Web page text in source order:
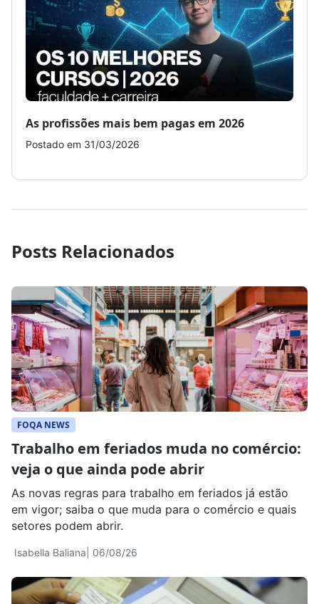
As profissões mais bem pagas em 2026
Postado em 31/03/2026
Posts Relacionados
FOQA NEWS
Trabalho em feriados muda no comércio:
veja o que ainda pode abrir
Isabella Baliana | 06/08/26
As novas regras para trabalho em feriados já estão
em vigor; saiba o que muda para o comércio e quais
setores podem abrir.